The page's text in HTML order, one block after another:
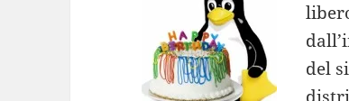
del